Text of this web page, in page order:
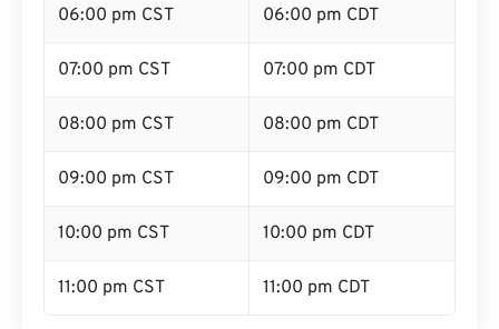
06:00 pm CST 06:00 pm CDT
07:00 pm CST 07:00 pm CDT
08:00 pm CST 08:00 pm CDT
09:00 pm CST 09:00 pm CDT
10:00 pm CST 10:00 pm CDT
11:00 pm CST 11:00 pm CDT